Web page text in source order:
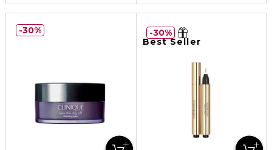
30%
Best Seller
30%